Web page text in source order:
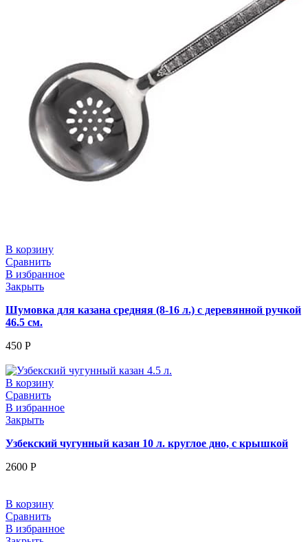
В корзину
Сравнить
В избранное
Закрыть
Шумовка для казана средняя (8-16 л.) с деревянной ручкой
46.5 см.
450 Р
В корзину
Сравнить
В избранное
Закрыть
Узбекский чугунный казан 10 л. круглое дно, с крышкой
2600 Р
В корзину
Сравнить
В избранное